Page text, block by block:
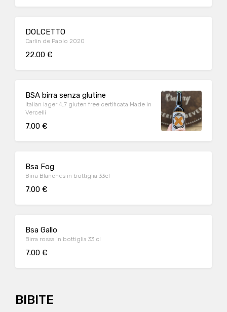
DOLCETTO
Carlin de Paolo 2020
22.00 €
BSA birra senza glutine
Italian lager 4,7 gluten free certificata Made in
Vercelli
7.00 €
Bsa Fog
Birra Blanches in bottiglia 33cl
7.00 €
Bsa Gallo
Birra rossa in bottiglia 33 cl
7.00 €
BIBITE